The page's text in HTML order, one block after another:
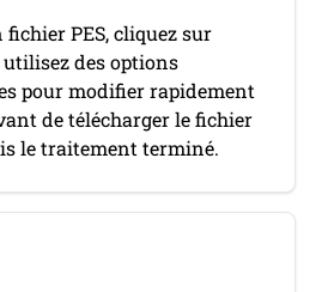
fichier PES, cliquez sur
utilisez des options
pour modifier rapidement
de télécharger le fichier
le traitement terminé.